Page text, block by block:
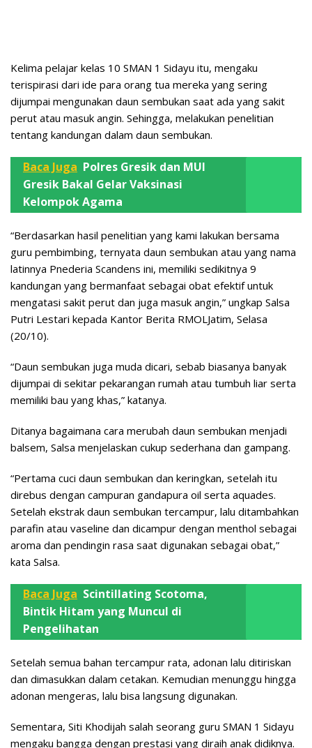
Kelima pelajar kelas 10 SMAN 1 Sidayu itu, mengaku
terispirasi dari ide para orang tua mereka yang sering
dijumpai mengunakan daun sembukan saat ada yang sakit
perut atau masuk angin. Sehingga, melakukan penelitian
tentang kandungan dalam daun sembukan.
Baca Juga Polres Gresik dan MUI
Gresik Bakal Gelar Vaksinasi
Kelompok Agama
“Berdasarkan hasil penelitian yang kami lakukan bersama
guru pembimbing, ternyata daun sembukan atau yang nama
latinnya Pnederia Scandens ini, memiliki sedikitnya 9
kandungan yang bermanfaat sebagai obat efektif untuk
mengatasi sakit perut dan juga masuk angin,” ungkap Salsa
Putri Lestari kepada Kantor Berita RMOLJatim, Selasa
(20/10).
“Daun sembukan juga muda dicari, sebab biasanya banyak
dijumpai di sekitar pekarangan rumah atau tumbuh liar serta
memiliki bau yang khas,” katanya.
Ditanya bagaimana cara merubah daun sembukan menjadi
balsem, Salsa menjelaskan cukup sederhana dan gampang.
“Pertama cuci daun sembukan dan keringkan, setelah itu
direbus dengan campuran gandapura oil serta aquades.
Setelah ekstrak daun sembukan tercampur, lalu ditambahkan
parafin atau vaseline dan dicampur dengan menthol sebagai
aroma dan pendingin rasa saat digunakan sebagai obat,”
kata Salsa.
Baca Juga Scintillating Scotoma,
Bintik Hitam yang Muncul di
Pengelihatan
Setelah semua bahan tercampur rata, adonan lalu ditiriskan
dan dimasukkan dalam cetakan. Kemudian menunggu hingga
adonan mengeras, lalu bisa langsung digunakan.
Sementara, Siti Khodijah salah seorang guru SMAN 1 Sidayu
mengaku bangga dengan prestasi yang diraih anak didiknya.